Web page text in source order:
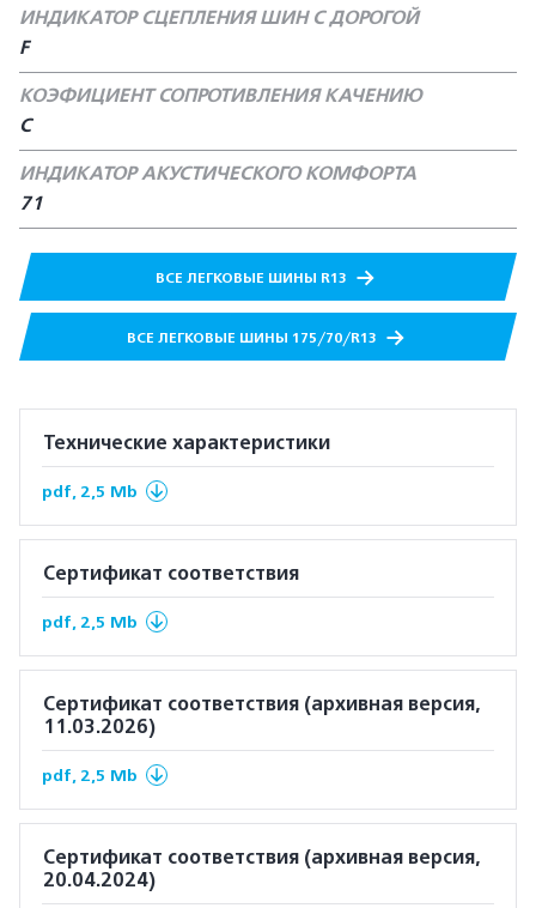
ИНДИКАТОР СЦЕПЛЕНИЯ ШИН С ДОРОГОЙ
F
КОЭФИЦИЕНТ СОПРОТИВЛЕНИЯ КАЧЕНИЮ
C
ИНДИКАТОР АКУСТИЧЕСКОГО КОМФОРТА
71
ВСЕ ЛЕГКОВЫЕ ШИНЫ R13
ВСЕ ЛЕГКОВЫЕ ШИНЫ 175/70/R13
Технические характеристики
pdf, 2,5 Mb
Сертификат соответствия
pdf, 2,5 Mb
Сертификат соответствия (архивная версия,
11.03.2026)
pdf, 2,5 Mb
Сертификат соответствия (архивная версия,
20.04.2024)